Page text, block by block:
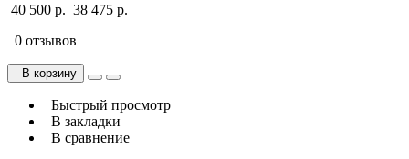
40 500 р. 38 475 р.
0 отзывов
В корзину
Быстрый просмотр
В закладки
В сравнение